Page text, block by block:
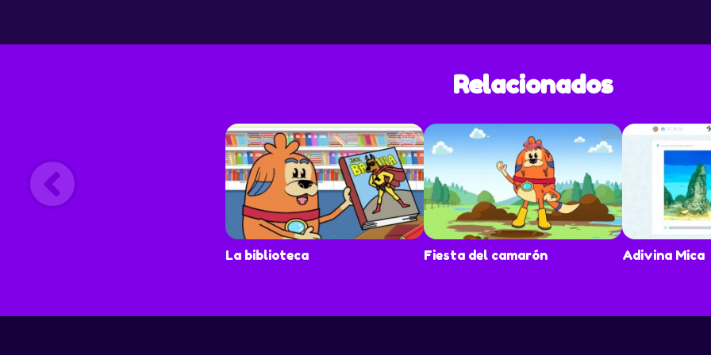
Relacionados
La biblioteca Fiesta del camarón Adivina Mica